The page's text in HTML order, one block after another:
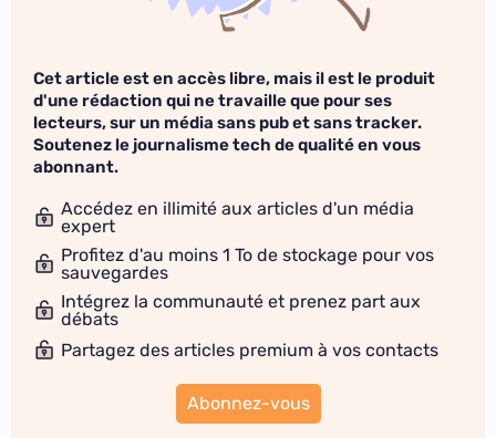
Cet article est en accès libre, mais il est le produit
d'une rédaction qui ne travaille que pour ses
lecteurs, sur un média sans pub et sans tracker.
Soutenez le journalisme tech de qualité en vous
abonnant.
Accédez en illimité aux articles d'un média
expert
Profitez d'au moins 1 To de stockage pour vos
sauvegardes
Intégrez la communauté et prenez part aux
débats
Partagez des articles premium à vos contacts
Abonnez-vous